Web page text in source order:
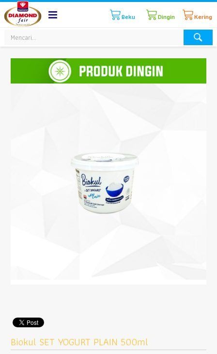
Kering
Dingin
Beku
Biokul SET YOGURT PLAIN 500ml